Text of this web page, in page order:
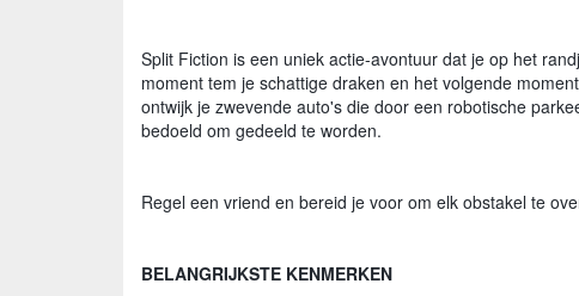
Split Fiction is een uniek actie-avontuur dat je op het
moment tem je schattige draken en het volgende
ontwijk je zwevende auto's die door een robotische
bedoeld om gedeeld te worden.
Regel een vriend en bereid je voor om elk obstakel te
BELANGRIJKSTE KENMERKEN